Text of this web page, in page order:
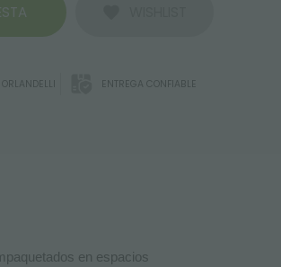
ENTREGA CONFIABLE
en espacios